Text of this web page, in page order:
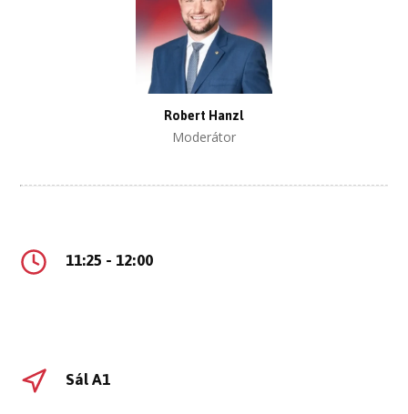
Robert Hanzl
Moderátor
11:25 - 12:00
Sál A1